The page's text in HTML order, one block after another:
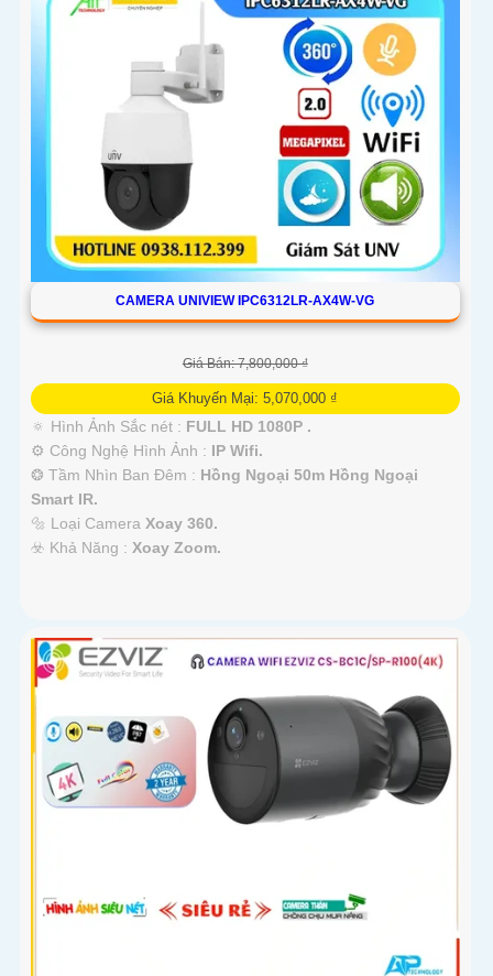
CAMERA UNIVIEW IPC6312LR-AX4W-VG
Giá Bán: 7,800,000 ₫
Giá Khuyến Mại: 5,070,000 ₫
🔅 Hình Ảnh Sắc nét : FULL HD 1080P .
⚙ Công Nghệ Hình Ảnh : IP Wifi.
❂ Tầm Nhìn Ban Đêm : Hồng Ngoại 50m Hồng Ngoại
Smart IR.
🔩 Loại Camera Xoay 360.
️☣️ Khả Năng : Xoay Zoom.